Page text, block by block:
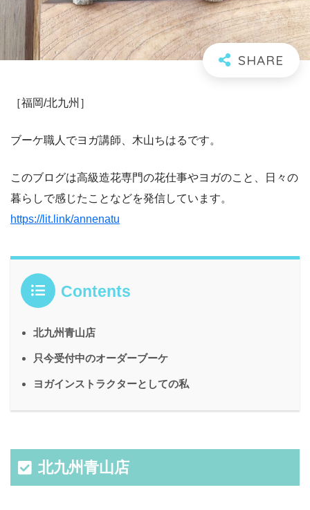
［福岡/北九州］
ブーケ職人でヨガ講師、木山ちはるです。
このブログは高級造花専門の花仕事やヨガのこと、日々の
暮らしで感じたことなどを発信しています。
https://lit.link/annenatu
Contents
北九州青山店
只今受付中のオーダーブーケ
ヨガインストラクターとしての私
北九州青山店